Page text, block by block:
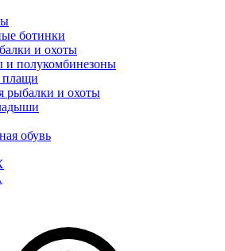
ботинки
и охоты
и полукомбинезоны
плащи
рыбалки и охоты
обувь